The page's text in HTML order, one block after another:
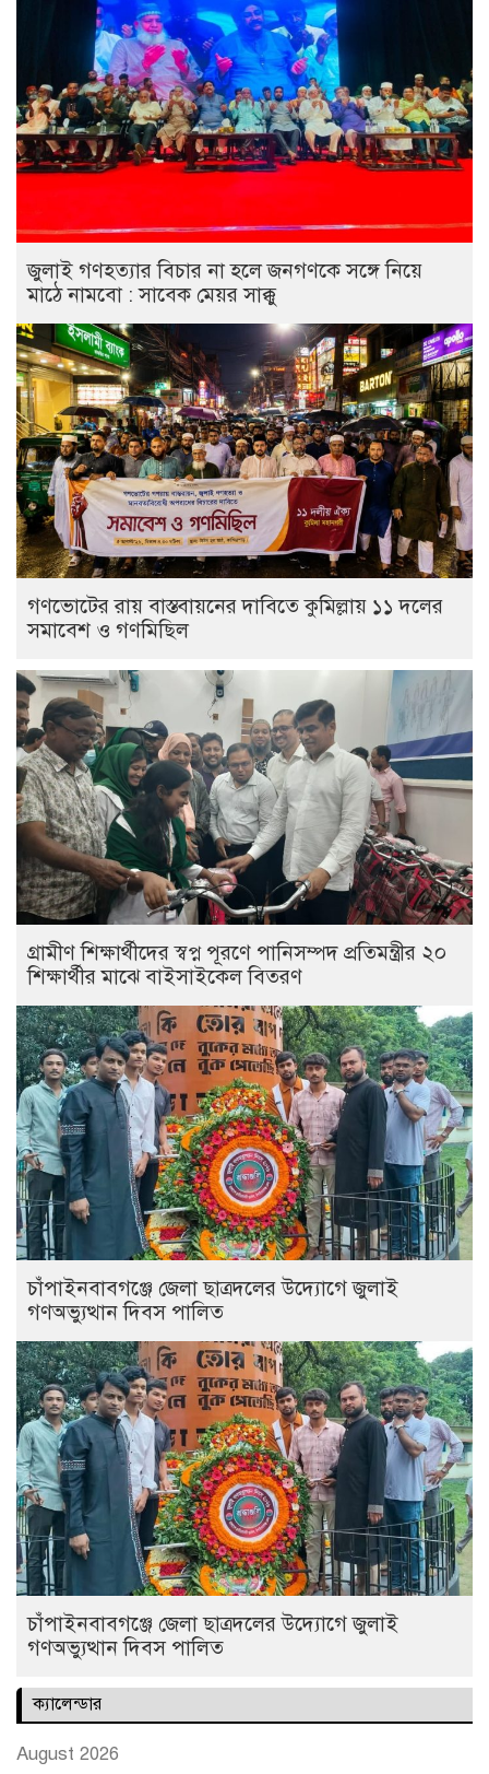
জুলাই গণহত্যার বিচার না হলে জনগণকে সঙ্গে নিয়ে
মাঠে নামবো : সাবেক মেয়র সাক্কু
গণভোটের রায় বাস্তবায়নের দাবিতে কুমিল্লায় ১১ দলের
সমাবেশ ও গণমিছিল
গ্রামীণ শিক্ষার্থীদের স্বপ্ন পূরণে পানিসম্পদ প্রতিমন্ত্রীর ২০
শিক্ষার্থীর মাঝে বাইসাইকেল বিতরণ
চাঁপাইনবাবগঞ্জে জেলা ছাত্রদলের উদ্যোগে জুলাই
গণঅভ্যুত্থান দিবস পালিত
চাঁপাইনবাবগঞ্জে জেলা ছাত্রদলের উদ্যোগে জুলাই
গণঅভ্যুত্থান দিবস পালিত
ক্যালেন্ডার
August 2026